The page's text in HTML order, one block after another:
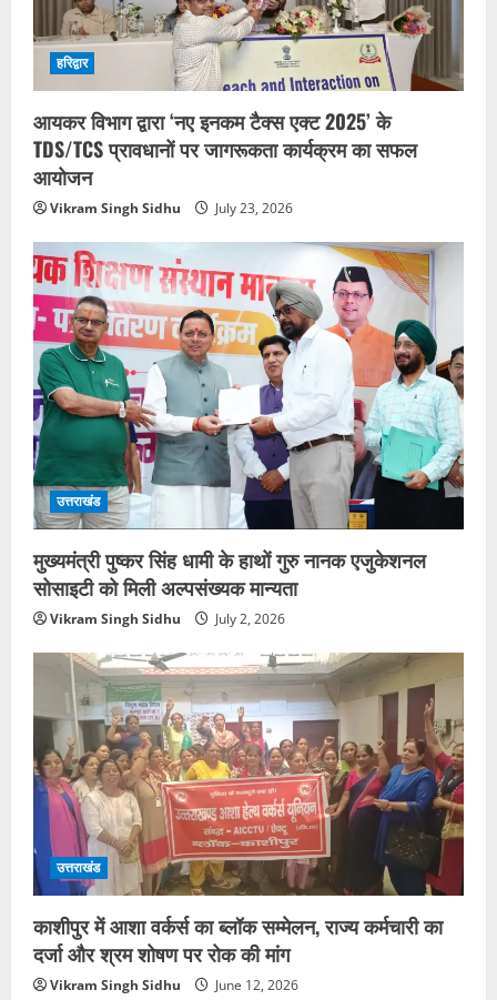
हरिद्वार
आयकर विभाग द्वारा ‘नए इनकम टैक्स एक्ट 2025’ के
TDS/TCS प्रावधानों पर जागरूकता कार्यक्रम का सफल
आयोजन
Vikram Singh Sidhu July 23, 2026
उत्तराखंड
मुख्यमंत्री पुष्कर सिंह धामी के हाथों गुरु नानक एजुकेशनल
सोसाइटी को मिली अल्पसंख्यक मान्यता
Vikram Singh Sidhu July 2, 2026
उत्तराखंड
काशीपुर में आशा वर्कर्स का ब्लॉक सम्मेलन, राज्य कर्मचारी का
दर्जा और श्रम शोषण पर रोक की मांग
Vikram Singh Sidhu June 12, 2026